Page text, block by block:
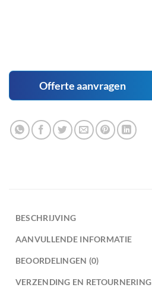
Offerte aanvragen
BESCHRIJVING
AANVULLENDE INFORMATIE
BEOORDELINGEN (0)
VERZENDING EN RETOURNERING